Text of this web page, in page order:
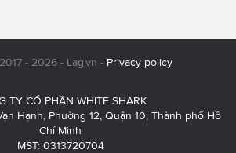
- 2026 - Lag.vn - Privacy policy
TY CỔ PHẦN WHITE SHARK
Hạnh, Phường 12, Quận 10, Thành phố Hồ
Chí Minh
MST: 0313720704